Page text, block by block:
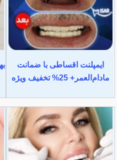
ایمپلنت اقساطی با ضمانت
مادام‌العمر+ 25% تخفیف ویژه